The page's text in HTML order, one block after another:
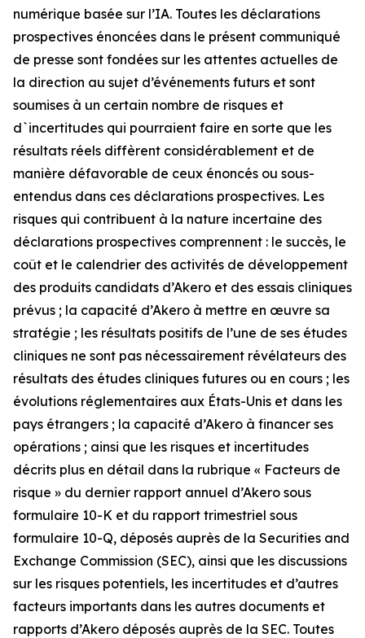
numérique basée sur l’IA. Toutes les déclarations
prospectives énoncées dans le présent communiqué
de presse sont fondées sur les attentes actuelles de
la direction au sujet d’événements futurs et sont
soumises à un certain nombre de risques et
d`incertitudes qui pourraient faire en sorte que les
résultats réels diffèrent considérablement et de
manière défavorable de ceux énoncés ou sous-
entendus dans ces déclarations prospectives. Les
risques qui contribuent à la nature incertaine des
déclarations prospectives comprennent : le succès, le
coût et le calendrier des activités de développement
des produits candidats d’Akero et des essais cliniques
prévus ; la capacité d’Akero à mettre en œuvre sa
stratégie ; les résultats positifs de l’une de ses études
cliniques ne sont pas nécessairement révélateurs des
résultats des études cliniques futures ou en cours ; les
évolutions réglementaires aux États-Unis et dans les
pays étrangers ; la capacité d’Akero à financer ses
opérations ; ainsi que les risques et incertitudes
décrits plus en détail dans la rubrique « Facteurs de
risque » du dernier rapport annuel d’Akero sous
formulaire 10-K et du rapport trimestriel sous
formulaire 10-Q, déposés auprès de la Securities and
Exchange Commission (SEC), ainsi que les discussions
sur les risques potentiels, les incertitudes et d’autres
facteurs importants dans les autres documents et
rapports d’Akero déposés auprès de la SEC. Toutes